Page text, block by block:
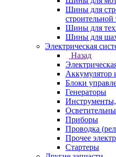
Шины для
строительной
Шины для
Шины для
Электрическая
Назад
Аккумулятор
Блоки
Генераторы
Приборы
Проводка
Прочее
Стартеры